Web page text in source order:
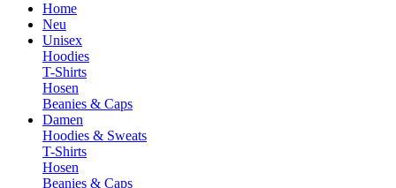
Home
Neu
Unisex
Hoodies
T-Shirts
Hosen
Beanies & Caps
Damen
Hoodies & Sweats
T-Shirts
Hosen
Beanies & Caps